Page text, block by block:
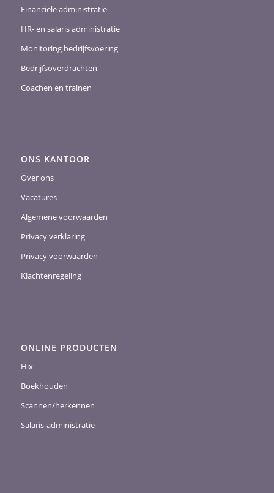
Financiële administratie
HR- en salaris administratie
Monitoring bedrijfsvoering
Bedrijfsoverdrachten
Coachen en trainen
ONS KANTOOR
Over ons
Vacatures
Algemene voorwaarden
Privacy verklaring
Privacy voorwaarden
Klachtenregeling
ONLINE PRODUCTEN
Hix
Boekhouden
Scannen/herkennen
Salaris-administratie